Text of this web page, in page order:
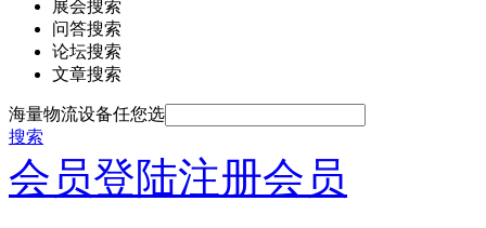
展会搜索
问答搜索
论坛搜索
文章搜索
海量物流设备任您选
搜索
会员登陆注册会员